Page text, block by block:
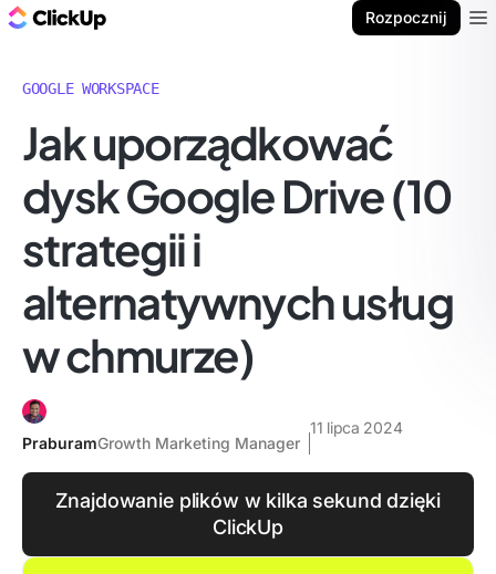
Rozpocznij
GOOGLE WORKSPACE
Jak uporządkować
dysk Google Drive (10
strategii i
alternatywnych usług
w chmurze)
PraburamGrowth Marketing Manager
11 lipca 2024
Znajdowanie plików w kilka sekund dzięki
ClickUp